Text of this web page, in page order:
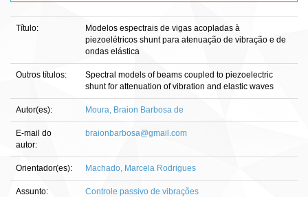
Título:
Modelos espectrais de vigas acopladas à
piezoelétricos shunt para atenuação de vibração e de
ondas elástica
Outros títulos:
Spectral models of beams coupled to piezoelectric
shunt for attenuation of vibration and elastic waves
Autor(es): Moura, Braion Barbosa de
E-mail do
autor:
braionbarbosa@gmail.com
Orientador(es): Machado, Marcela Rodrigues
Assunto:
Controle passivo de vibrações